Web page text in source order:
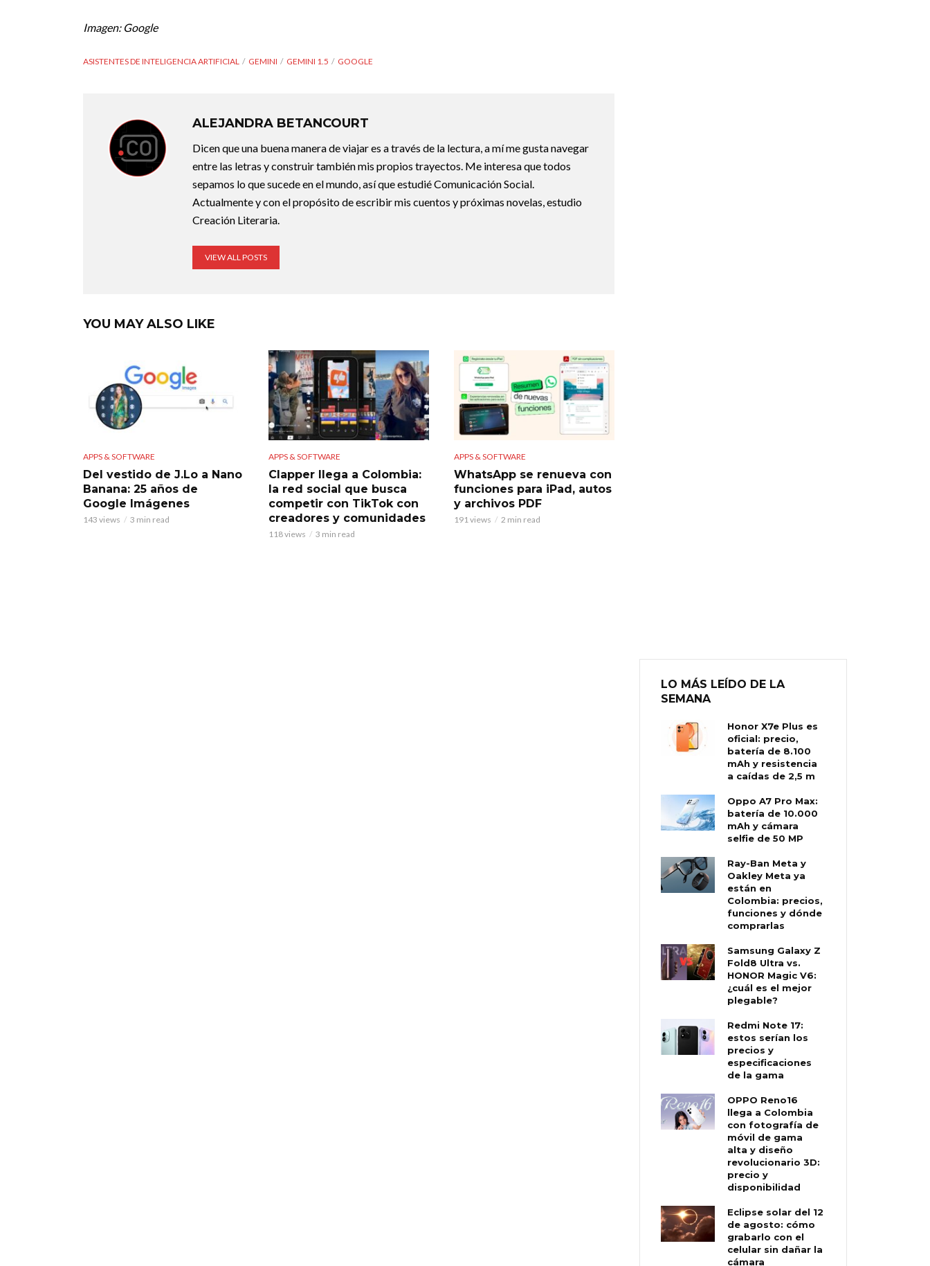
Imagen: Google
ASISTENTES DE INTELIGENCIA ARTIFICIAL GEMINI GEMINI 1.5 GOOGLE
ALEJANDRA BETANCOURT
Dicen que una buena manera de viajar es a través de la lectura, a mí me gusta navegar
entre las letras y construir también mis propios trayectos. Me interesa que todos
sepamos lo que sucede en el mundo, así que estudié Comunicación Social.
Actualmente y con el propósito de escribir mis cuentos y próximas novelas, estudio
Creación Literaria.
VIEW ALL POSTS
YOU MAY ALSO LIKE
APPS & SOFTWARE
Del vestido de J.Lo a Nano
Banana: 25 años de
Google Imágenes
143 views 3 min read
APPS & SOFTWARE
Clapper llega a Colombia:
la red social que busca
competir con TikTok con
creadores y comunidades
118 views 3 min read
APPS & SOFTWARE
WhatsApp se renueva con
funciones para iPad, autos
y archivos PDF
191 views 2 min read
LO MÁS LEÍDO DE LA
SEMANA
Honor X7e Plus es
oficial: precio,
batería de 8.100
mAh y resistencia
a caídas de 2,5 m
Oppo A7 Pro Max:
batería de 10.000
mAh y cámara
selfie de 50 MP
Ray-Ban Meta y
Oakley Meta ya
están en
Colombia: precios,
funciones y dónde
comprarlas
Samsung Galaxy Z
Fold8 Ultra vs.
HONOR Magic V6:
¿cuál es el mejor
plegable?
Redmi Note 17:
estos serían los
precios y
especificaciones
de la gama
OPPO Reno16
llega a Colombia
con fotografía de
móvil de gama
alta y diseño
revolucionario 3D:
precio y
disponibilidad
Eclipse solar del 12
de agosto: cómo
grabarlo con el
celular sin dañar la
cámara